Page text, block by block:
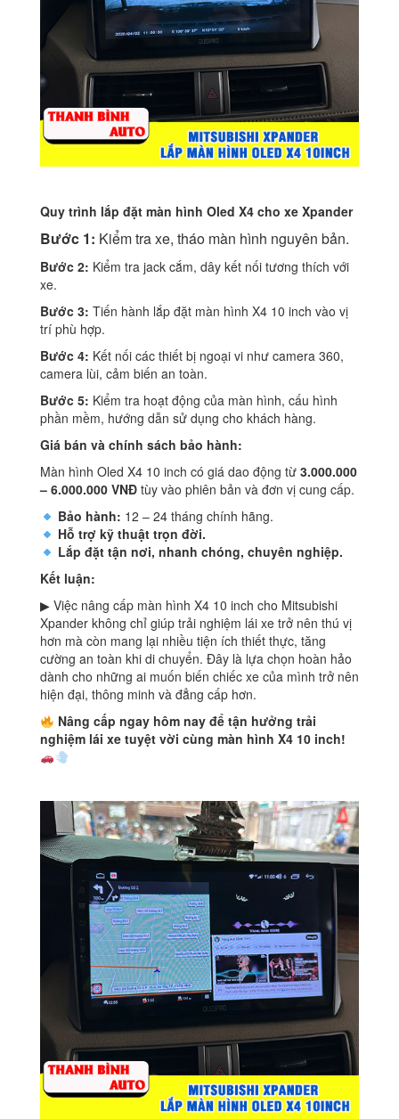
Quy trình lắp đặt màn hình Oled X4 cho xe Xpander
Bước 1: Kiểm tra xe, tháo màn hình nguyên bản.
Bước 2: Kiểm tra jack cắm, dây kết nối tương thích với
xe.
Bước 3: Tiến hành lắp đặt màn hình X4 10 inch vào vị
trí phù hợp.
Bước 4: Kết nối các thiết bị ngoại vi như camera 360,
camera lùi, cảm biến an toàn.
Bước 5: Kiểm tra hoạt động của màn hình, cấu hình
phần mềm, hướng dẫn sử dụng cho khách hàng.
Giá bán và chính sách bảo hành:
Màn hình Oled X4 10 inch có giá dao động từ 3.000.000
– 6.000.000 VNĐ tùy vào phiên bản và đơn vị cung cấp.
Bảo hành: 12 – 24 tháng chính hãng.
Hỗ trợ kỹ thuật trọn đời.
Lắp đặt tận nơi, nhanh chóng, chuyên nghiệp.
Kết luận:
▶ Việc nâng cấp màn hình X4 10 inch cho Mitsubishi
Xpander không chỉ giúp trải nghiệm lái xe trở nên thú vị
hơn mà còn mang lại nhiều tiện ích thiết thực, tăng
cường an toàn khi di chuyển. Đây là lựa chọn hoàn hảo
dành cho những ai muốn biến chiếc xe của mình trở nên
hiện đại, thông minh và đẳng cấp hơn.
Nâng cấp ngay hôm nay để tận hưởng trải
nghiệm lái xe tuyệt vời cùng màn hình X4 10 inch!